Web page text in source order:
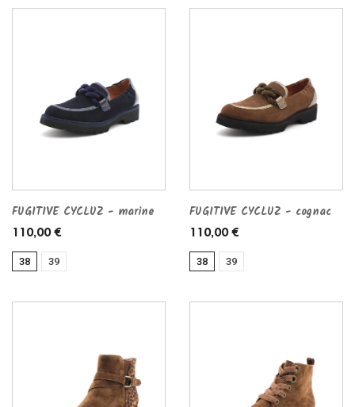
FUGITIVE CYCLUZ - marine
110,00 €
38 39
FUGITIVE CYCLUZ - cognac
110,00 €
38 39